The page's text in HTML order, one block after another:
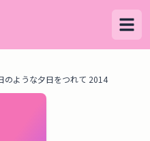
のような夕日をつれて 2014